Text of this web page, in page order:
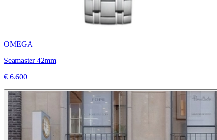
OMEGA
Seamaster 42mm
€ 6.600